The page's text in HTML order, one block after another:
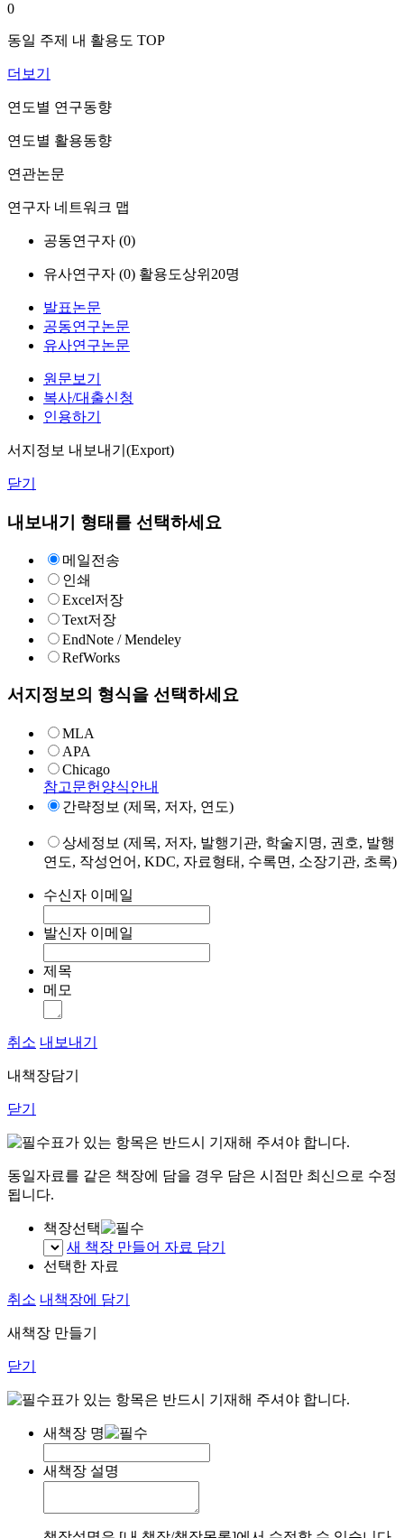
0
동일 주제 내 활용도 TOP
더보기
연도별 연구동향
연도별 활용동향
연관논문
연구자 네트워크 맵
공동연구자 (0)
유사연구자 (0) 활용도상위20명
발표논문
공동연구논문
유사연구논문
원문보기
복사/대출신청
인용하기
서지정보 내보내기(Export)
닫기
내보내기 형태를 선택하세요
메일전송
인쇄
Excel저장
Text저장
EndNote / Mendeley
RefWorks
서지정보의 형식을 선택하세요
MLA
APA
Chicago
참고문헌양식안내
간략정보 (제목, 저자, 연도)
상세정보 (제목, 저자, 발행기관, 학술지명, 권호, 발행
연도, 작성언어, KDC, 자료형태, 수록면, 소장기관, 초록)
수신자 이메일
발신자 이메일
제목
메모
취소 내보내기
내책장담기
닫기
표가 있는 항목은 반드시 기재해 주셔야 합니다.
동일자료를 같은 책장에 담을 경우 담은 시점만 최신으로 수정
됩니다.
책장선택
새 책장 만들어 자료 담기
선택한 자료
취소 내책장에 담기
새책장 만들기
닫기
표가 있는 항목은 반드시 기재해 주셔야 합니다.
새책장 명
새책장 설명